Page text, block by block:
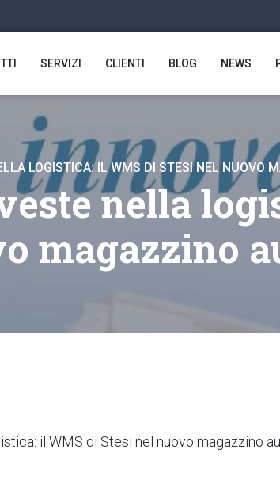
SERVIZI CLIENTI BLOG NEWS
LOGISTICA: IL WMS DI STESI NEL NUOVO
nella
magazzino
il WMS di Stesi nel nuovo magazzino